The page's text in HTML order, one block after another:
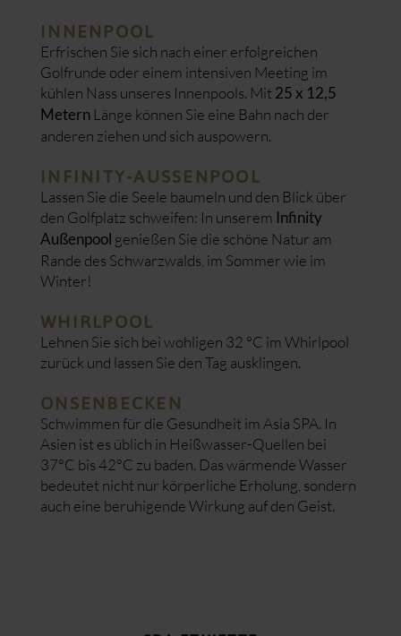
INNENPOOL
Erfrischen Sie sich nach einer erfolgreichen
Golfrunde oder einem intensiven Meeting im
kühlen Nass unseres Innenpools. Mit 25 x 12,5
Metern Länge können Sie eine Bahn nach der
anderen ziehen und sich auspowern.
INFINITY-AUSSENPOOL
Lassen Sie die Seele baumeln und den Blick über
den Golfplatz schweifen: In unserem Infinity
Außenpool genießen Sie die schöne Natur am
Rande des Schwarzwalds, im Sommer wie im
Winter!
WHIRLPOOL
Lehnen Sie sich bei wohligen 32 °C im Whirlpool
zurück und lassen Sie den Tag ausklingen.
ONSENBECKEN
Schwimmen für die Gesundheit im Asia SPA. In
Asien ist es üblich in Heißwasser-Quellen bei
37°C bis 42°C zu baden. Das wärmende Wasser
bedeutet nicht nur körperliche Erholung, sondern
auch eine beruhigende Wirkung auf den Geist.